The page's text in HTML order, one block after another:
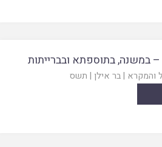
במשנה, בתוספתא ובברייתות
והמקרא |בר אילן | תשס